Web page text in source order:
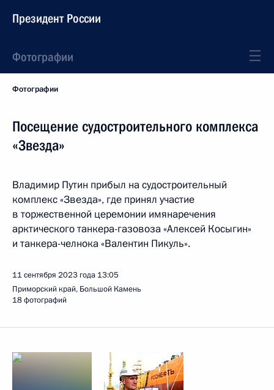
Президент России
Фотографии
Фотографии
Посещение судостроительного комплекса
«Звезда»
Владимир Путин прибыл на судостроительный
комплекс «Звезда», где принял участие
в торжественной церемонии имянаречения
арктического танкера-газовоза «Алексей Косыгин»
и танкера-челнока «Валентин Пикуль».
11 сентября 2023 года 13:05
Приморский край, Большой Камень
18 фотографий